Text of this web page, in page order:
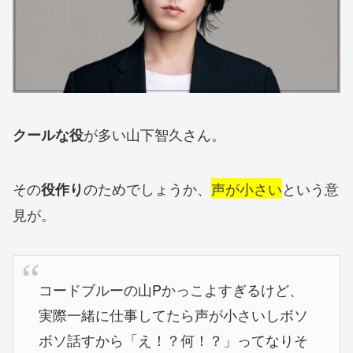
クールな役が多い山下智久さん。
その役作りのためでしょうか、 声が小さいという意
見が。
コードブルーの山Pかっこよすぎるけど、
実際一緒に仕事してたら声が小さいしボソ
ボソ話すから「え！？何！？」ってなりそ